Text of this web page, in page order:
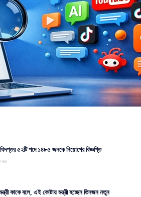
৫২টি পদে ১৪৮৫ জনকে নিয়োগের বিজ্ঞপ্তি
কাকে বলে, এই কোটায় মন্ত্রী হচ্ছেন তিনজন নতুন